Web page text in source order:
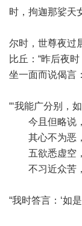
时，拘迦那娑天
尔时，世尊夜过
比丘：“昨后夜
坐一面而说偈言：
“‘我能广分别，
今且但略说，
其心不为恶，
五欲悉虚空，
不习近众苦，
“我时答言：‘如